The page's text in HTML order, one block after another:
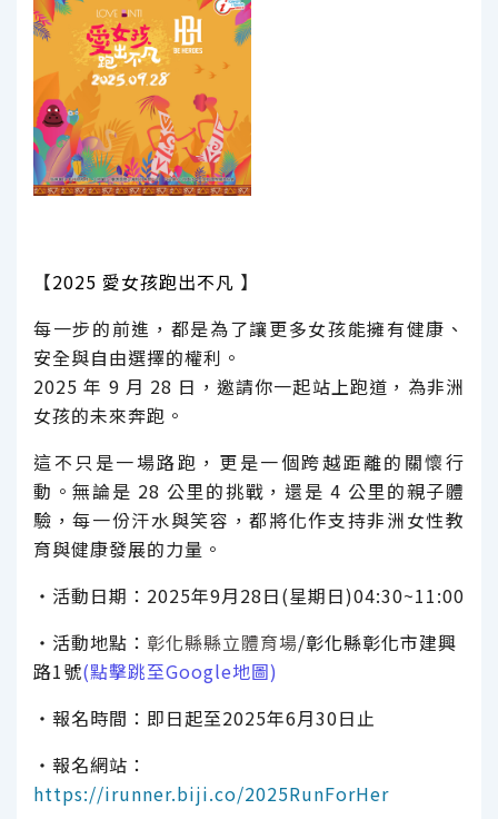
【2025 愛女孩跑出不凡 】
每一步的前進，都是為了讓更多女孩能擁有健康、
安全與自由選擇的權利。
2025 年 9 月 28 日，邀請你一起站上跑道，為非洲
女孩的未來奔跑。
這不只是一場路跑，更是一個跨越距離的關懷行
動。無論是 28 公里的挑戰，還是 4 公里的親子體
驗，每一份汗水與笑容，都將化作支持非洲女性教
育與健康發展的力量。
‧活動日期：2025年9月28日(星期日)04:30~11:00
‧活動地點： 彰化縣縣立體育場/彰化縣彰化市建興
路1號(點擊跳至Google地圖)
‧報名時間：即日起至2025年6月30日止
‧報名網站：
https://irunner.biji.co/2025RunForHer